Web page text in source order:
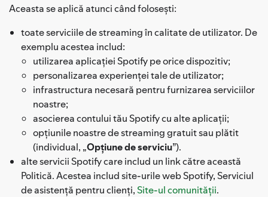
Aceasta se aplică atunci când folosești:
toate serviciile de streaming în calitate de utilizator. De
exemplu acestea includ:
utilizarea aplicației Spotify pe orice dispozitiv;
personalizarea experienței tale de utilizator;
infrastructura necesară pentru furnizarea serviciilor
noastre;
asocierea contului tău Spotify cu alte aplicații;
opțiunile noastre de streaming gratuit sau plătit
(individual, „Opțiune de serviciu”).
alte servicii Spotify care includ un link către această
Politică. Acestea includ site-urile web Spotify, Serviciul
de asistență pentru clienți, Site-ul comunității.